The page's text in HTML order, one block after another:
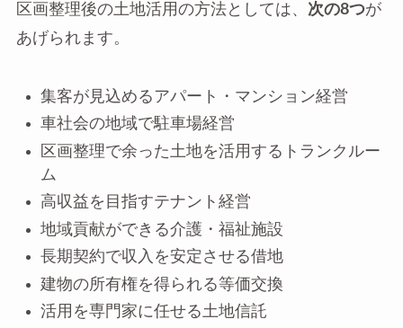
区画整理後の土地活用の方法としては、 次の8つが
あげられます。
集客が見込めるアパート・マンション経営
車社会の地域で駐車場経営
区画整理で余った土地を活用するトランクルー
ム
高収益を目指すテナント経営
地域貢献ができる介護・福祉施設
長期契約で収入を安定させる借地
建物の所有権を得られる等価交換
活用を専門家に任せる土地信託